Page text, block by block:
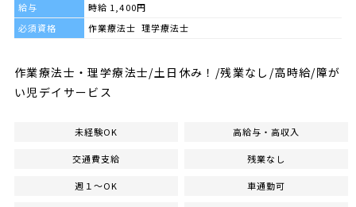
給与
時給 1,400円
必須資格
作業療法士 理学療法士
作業療法士・理学療法士/土日休み！/残業なし/高時給/障が
い児デイサービス
未経験OK 高給与・高収入
交通費支給 残業なし
週１～OK 車通勤可